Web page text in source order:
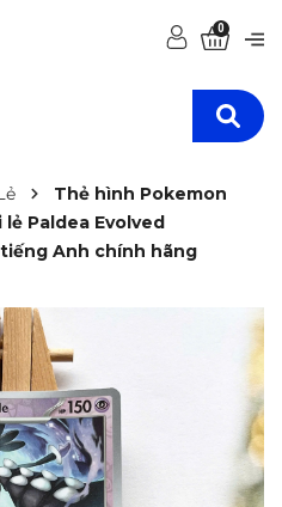
0
Thẻ hình Pokemon
Paldea Evolved
Anh chính hãng